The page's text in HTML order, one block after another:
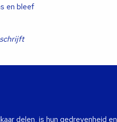
en bleef
delen, is hun gedrevenheid en